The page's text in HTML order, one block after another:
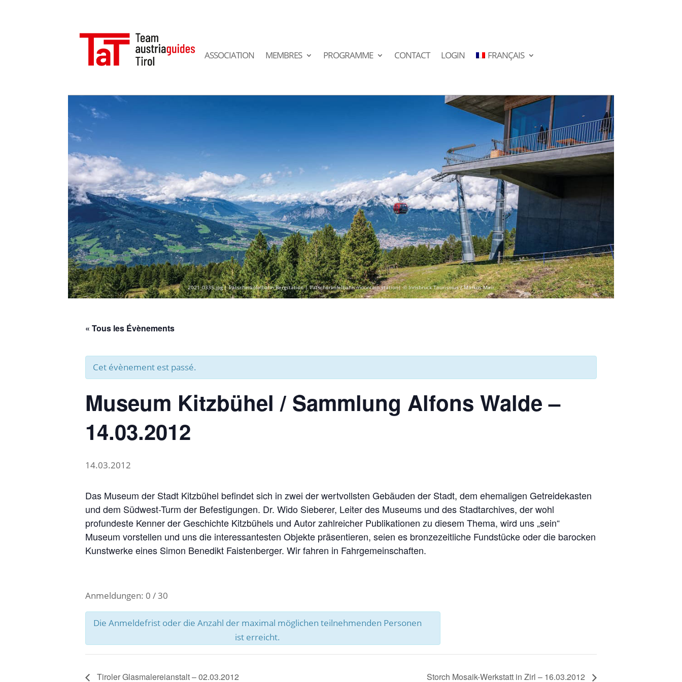
ASSOCIATION MEMBRES PROGRAMME CONTACT LOGIN FRANÇAIS
2021_0335.jpg | Patscherkofelbahn Bergstation | Patscherkofelbahn mountain station| © Innsbruck Tourismus / Markus Mair
« Tous les Évènements
Cet évènement est passé.
Museum Kitzbühel / Sammlung Alfons Walde –
14.03.2012
14.03.2012
Das Museum der Stadt Kitzbühel befindet sich in zwei der wertvollsten Gebäuden der Stadt, dem ehemaligen Getreidekasten
und dem Südwest-Turm der Befestigungen. Dr. Wido Sieberer, Leiter des Museums und des Stadtarchives, der wohl
profundeste Kenner der Geschichte Kitzbühels und Autor zahlreicher Publikationen zu diesem Thema, wird uns „sein“
Museum vorstellen und uns die interessantesten Objekte präsentieren, seien es bronzezeitliche Fundstücke oder die barocken
Kunstwerke eines Simon Benedikt Faistenberger. Wir fahren in Fahrgemeinschaften.
Anmeldungen: 0 / 30
Die Anmeldefrist oder die Anzahl der maximal möglichen teilnehmenden Personen
ist erreicht.
Tiroler Glasmalereianstalt – 02.03.2012 Storch Mosaik-Werkstatt in Zirl – 16.03.2012